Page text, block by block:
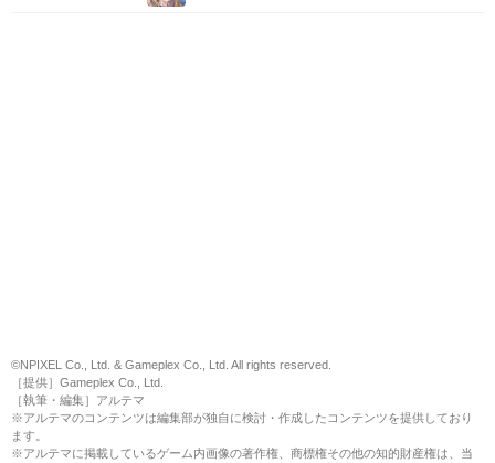
©NPIXEL Co., Ltd. & Gameplex Co., Ltd. All rights reserved.
［提供］Gameplex Co., Ltd.
［執筆・編集］アルテマ
※アルテマのコンテンツは編集部が独自に検討・作成したコンテンツを提供しており
ます。
※アルテマに掲載しているゲーム内画像の著作権、商標権その他の知的財産権は、当